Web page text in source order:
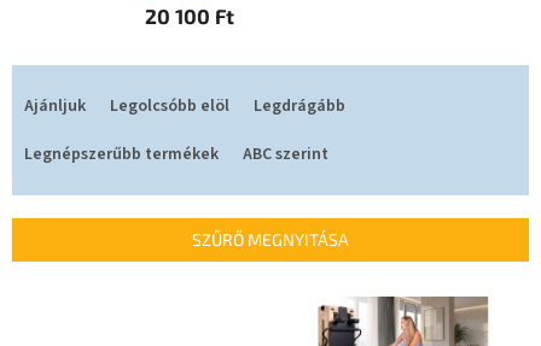
20 100 Ft
m
k
Ajánljuk Legolcsóbb elöl
Legdrágább
Legnépszerűbb termékek
ABC szerint
SZŰRŐ MEGNYITÁSA